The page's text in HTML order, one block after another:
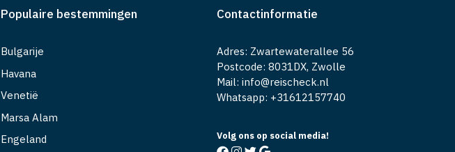
Populaire bestemmingen
Bulgarije
Havana
Venetië
Marsa Alam
Engeland
Contactinformatie
Adres: Zwartewaterallee 56
Postcode: 8031DX, Zwolle
Mail: info@reischeck.nl
Whatsapp: +31612157740
Volg ons op social media!